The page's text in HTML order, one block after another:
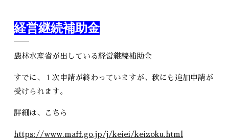
経営継続補助金
農林水産省が出している経営継続補助金
すでに、１次申請が終わっていますが、秋にも追加申請が
受けられます。
詳細は、こちら
https://www.maff.go.jp/j/keiei/keizoku.html